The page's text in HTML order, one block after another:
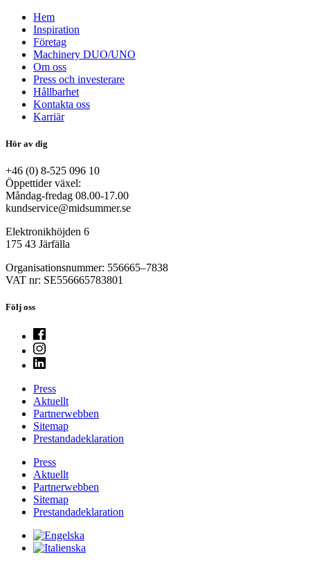
Hem
Inspiration
Företag
Machinery DUO/UNO
Om oss
Press och investerare
Hållbarhet
Kontakta oss
Karriär
Hör av dig
+46 (0) 8-525 096 10
Öppettider växel:
Måndag-fredag 08.00-17.00
kundservice@midsummer.se
Elektronikhöjden 6
175 43 Järfälla
Organisationsnummer: 556665–7838
VAT nr: SE556665783801
Följ oss
Press
Aktuellt
Partnerwebben
Sitemap
Prestandadeklaration
Press
Aktuellt
Partnerwebben
Sitemap
Prestandadeklaration